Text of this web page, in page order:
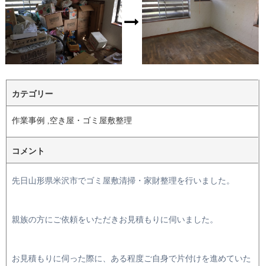
カテゴリー
作業事例 ,空き屋・ゴミ屋敷整理
コメント
先日山形県米沢市でゴミ屋敷清掃・家財整理を行いました。
親族の方にご依頼をいただきお見積もりに伺いました。
お見積もりに伺った際に、ある程度ご自身で片付けを進めていた